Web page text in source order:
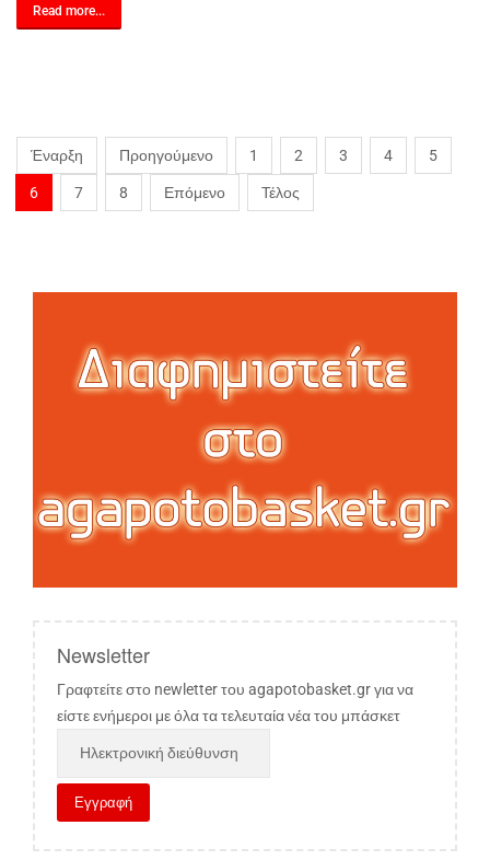
Read more...
Έναρξη Προηγούμενο 1 2 3 4 5
6 7 8 Επόμενο Τέλος
Newsletter
Γραφτείτε στο newletter του agapotobasket.gr για να
είστε ενήμεροι με όλα τα τελευταία νέα του μπάσκετ